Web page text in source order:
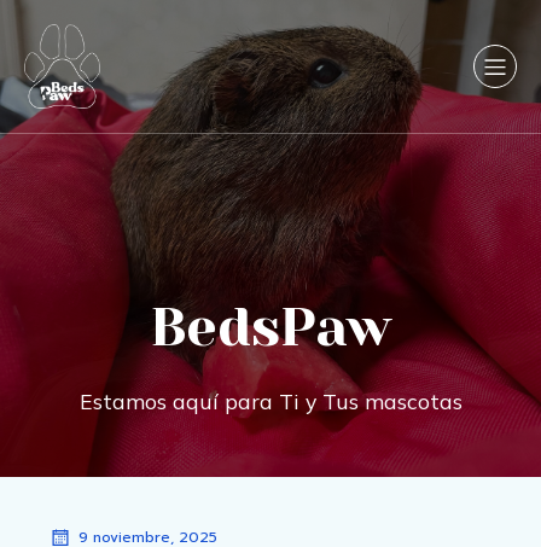
BedsPaw
Estamos aquí para Ti y Tus mascotas
9 noviembre, 2025